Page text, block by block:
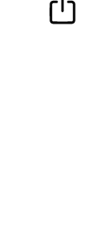
Джин
Ром
Водка
Пиво
Виски